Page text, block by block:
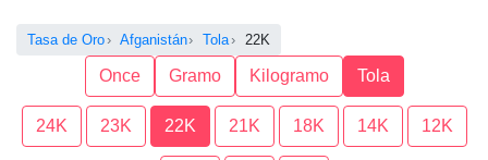
Tasa de Oro Afganistán Tola 22K
Once Gramo Kilogramo Tola
24K 23K 22K 21K 18K 14K 12K